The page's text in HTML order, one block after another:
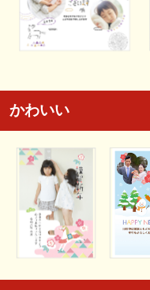
かわいい